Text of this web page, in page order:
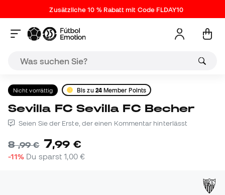
Zusätzliche 10 % Rabatt mit Code FLDAY10
Nicht vorrättig Bis zu 24Member Points
Sevilla FC Sevilla FC Becher
Seien Sie der Erste, der einen Kommentar hinterlässt
8,99 € 7,99 €
-11% Du sparst1,00 €